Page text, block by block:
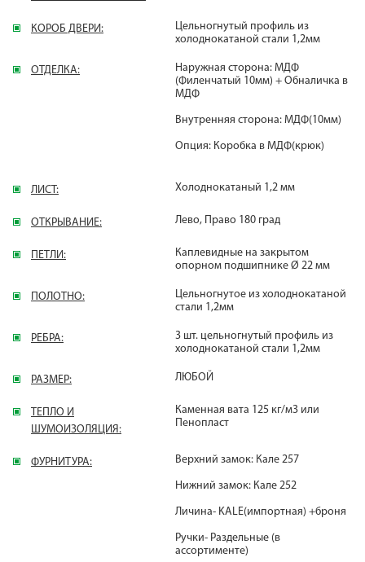
КОРОБ ДВЕРИ:
Цельногнутый профиль из
холоднокатаной стали 1,2мм
ОТДЕЛКА:
Наружная сторона: МДФ
(Филенчатый 10мм) + Обналичка в
МДФ
Внутренняя сторона: МДФ(10мм)
Опция: Коробка в МДФ(крюк)
ЛИСТ: Холоднокатаный 1,2 мм
ОТКРЫВАНИЕ: Лево, Право 180 град
ПЕТЛИ:
Каплевидные на закрытом
опорном подшипнике Ø 22 мм
ПОЛОТНО:
Цельногнутое из холоднокатаной
стали 1,2мм
РЕБРА:
3 шт. цельногнутый профиль из
холоднокатаной стали 1,2мм
РАЗМЕР: ЛЮБОЙ
ТЕПЛО И
ШУМОИЗОЛЯЦИЯ:
Каменная вата 125 кг/м3 или
Пенопласт
ФУРНИТУРА: Верхний замок: Кале 257
Нижний замок: Кале 252
Личина- KALE(импортная) +броня
Ручки- Раздельные (в
ассортименте)